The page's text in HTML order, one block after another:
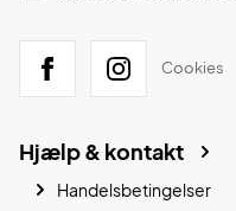
Cookies
Hjælp & kontakt
Handelsbetingelser